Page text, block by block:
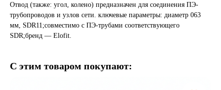
Отвод (также: угол, колено) предназначен для соединения ПЭ-
трубопроводов и узлов сети. ключевые параметры: диаметр 063
мм, SDR11;совместимо с ПЭ-трубами соответствующего
SDR;бренд — Elofit.
С этим товаром покупают: